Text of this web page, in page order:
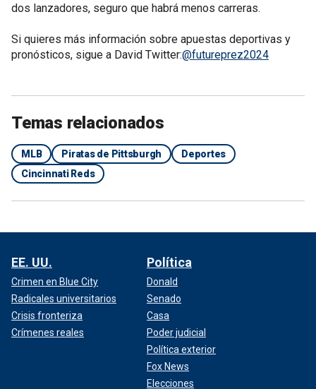
dos lanzadores, seguro que habrá menos carreras.
Si quieres más información sobre apuestas deportivas y
pronósticos, sigue a David Twitter:@futureprez2024
Temas relacionados
MLB Piratas de Pittsburgh
Deportes
Cincinnati Reds
EE. UU.
Crimen en Blue City
Radicales universitarios
Crisis fronteriza
Crímenes reales
Política
Donald
Senado
Casa
Poder judicial
Política exterior
Fox News
Elecciones